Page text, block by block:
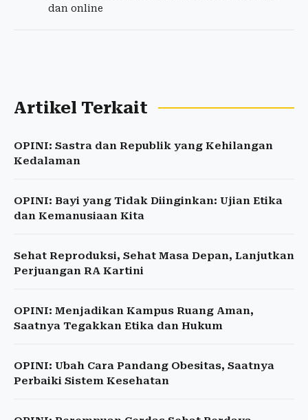
dan online
Artikel Terkait
OPINI: Sastra dan Republik yang Kehilangan
Kedalaman
OPINI: Bayi yang Tidak Diinginkan: Ujian Etika
dan Kemanusiaan Kita
Sehat Reproduksi, Sehat Masa Depan, Lanjutkan
Perjuangan RA Kartini
OPINI: Menjadikan Kampus Ruang Aman,
Saatnya Tegakkan Etika dan Hukum
OPINI: Ubah Cara Pandang Obesitas, Saatnya
Perbaiki Sistem Kesehatan